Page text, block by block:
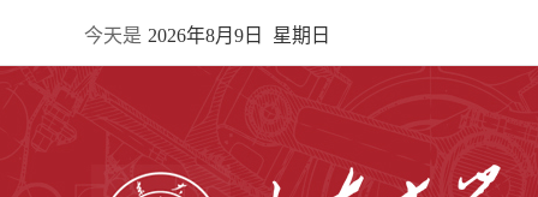
今天是 2026年8月9日 星期日